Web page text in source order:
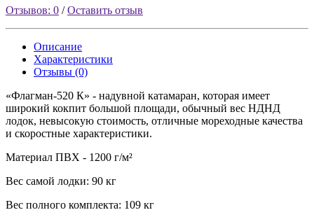
Отзывов: 0 /Оставить отзыв
Описание
Характеристики
Отзывы (0)
«Флагман-520 К» - надувной катамаран, которая имеет
широкий кокпит большой площади, обычный вес НДНД
лодок, невысокую стоимость, отличные мореходные качества
и скоростные характеристики.
Материал ПВХ - 1200 г/м²
Вес самой лодки: 90 кг
Вес полного комплекта: 109 кг